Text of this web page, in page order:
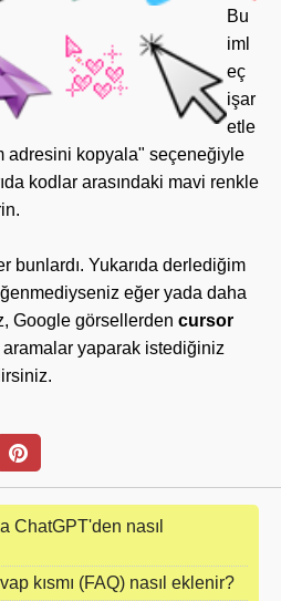
Bu
iml
eç
işar
etle
adresini kopyala" seçeneğiyle
kodlar arasındaki mavi renkle
bunlardı. Yukarıda derlediğim
eğer yada daha
Google görsellerden cursor
aramalar yaparak istediğiniz
ChatGPT'den nasıl
kısmı (FAQ) nasıl eklenir?